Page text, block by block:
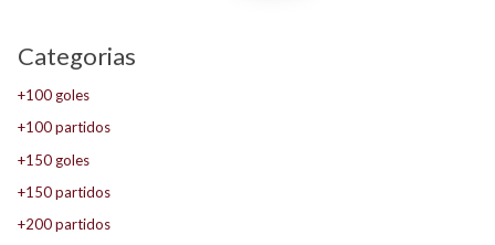
Categorias
+100 goles
+100 partidos
+150 goles
+150 partidos
+200 partidos